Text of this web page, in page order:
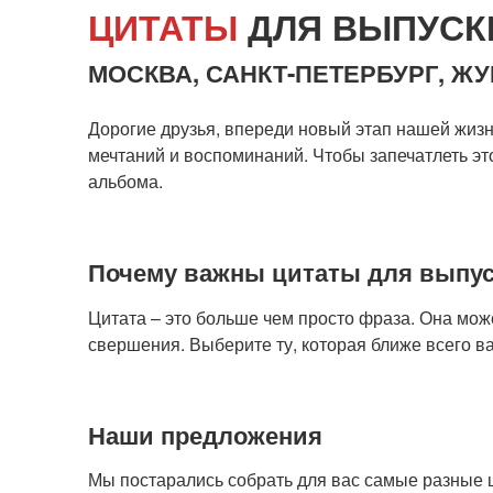
ЦИТАТЫ ДЛЯ
МОСКВА, САНКТ-ПЕТЕРБУРГ,
Дорогие друзья, впереди новый этап нашей
мечтаний и воспоминаний. Чтобы запечатлеть
альбома.
Почему важны цитаты для
Цитата – это больше чем просто фраза. Она
свершения. Выберите ту, которая ближе всего
Наши предложения
Мы постарались собрать для вас самые